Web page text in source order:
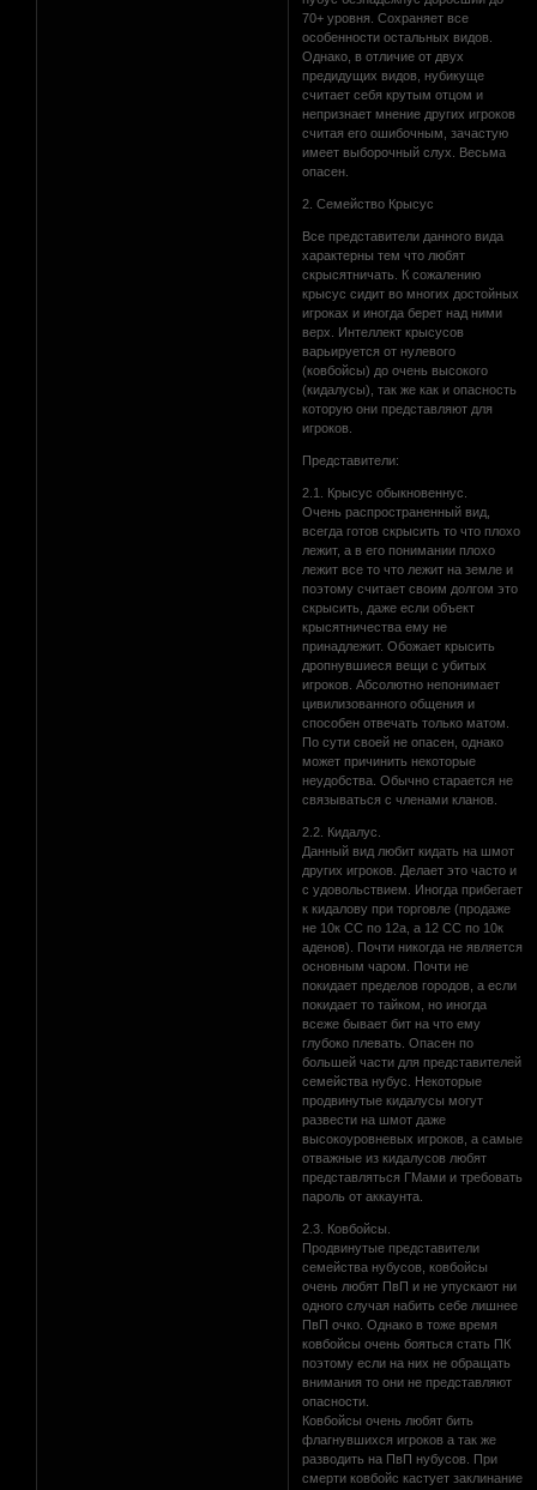
70+ уровня. Сохраняет все
особенности остальных видов.
Однако, в отличие от двух
предидущих видов, нубикуще
считает себя крутым отцом и
непризнает мнение других игроков
считая его ошибочным, зачастую
имеет выборочный слух. Весьма
опасен.
2. Семейство Крысус
Все представители данного вида
характерны тем что любят
скрысятничать. К сожалению
крысус сидит во многих достойных
игроках и иногда берет над ними
верх. Интеллект крысусов
варьируется от нулевого
(ковбойсы) до очень высокого
(кидалусы), так же как и опасность
которую они представляют для
игроков.
Представители:
2.1. Крысус обыкновеннус.
Очень распространенный вид,
всегда готов скрысить то что плохо
лежит, а в его понимании плохо
лежит все то что лежит на земле и
поэтому считает своим долгом это
скрысить, даже если объект
крысятничества ему не
принадлежит. Обожает крысить
дропнувшиеся вещи с убитых
игроков. Абсолютно непонимает
цивилизованного общения и
способен отвечать только матом.
По сути своей не опасен, однако
может причинить некоторые
неудобства. Обычно старается не
связываться с членами кланов.
2.2. Кидалус.
Данный вид любит кидать на шмот
других игроков. Делает это часто и
с удовольствием. Иногда прибегает
к кидалову при торговле (продаже
не 10к СС по 12а, а 12 СС по 10к
аденов). Почти никогда не является
основным чаром. Почти не
покидает пределов городов, а если
покидает то тайком, но иногда
всеже бывает бит на что ему
глубоко плевать. Опасен по
большей части для представителей
семейства нубус. Некоторые
продвинутые кидалусы могут
развести на шмот даже
высокоуровневых игроков, а самые
отважные из кидалусов любят
представляться ГМами и требовать
пароль от аккаунта.
2.3. Ковбойсы.
Продвинутые представители
семейства нубусов, ковбойсы
очень любят ПвП и не упускают ни
одного случая набить себе лишнее
ПвП очко. Однако в тоже время
ковбойсы очень бояться стать ПК
поэтому если на них не обращать
внимания то они не представляют
опасности.
Ковбойсы очень любят бить
флагнувшихся игроков а так же
разводить на ПвП нубусов. При
смерти ковбойс кастует заклинание